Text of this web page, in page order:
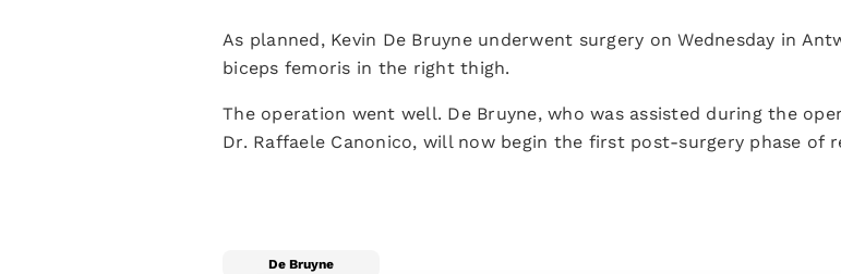
As planned, Kevin De Bruyne underwent surgery on Wednesday in
biceps femoris in the right thigh.
The operation went well. De Bruyne, who was assisted during the
Dr. Raffaele Canonico, will now begin the first post-surgery phase of
De Bruyne